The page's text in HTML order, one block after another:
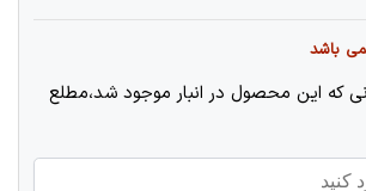
باشد
که این محصول در انبار موجود شد،مطلع